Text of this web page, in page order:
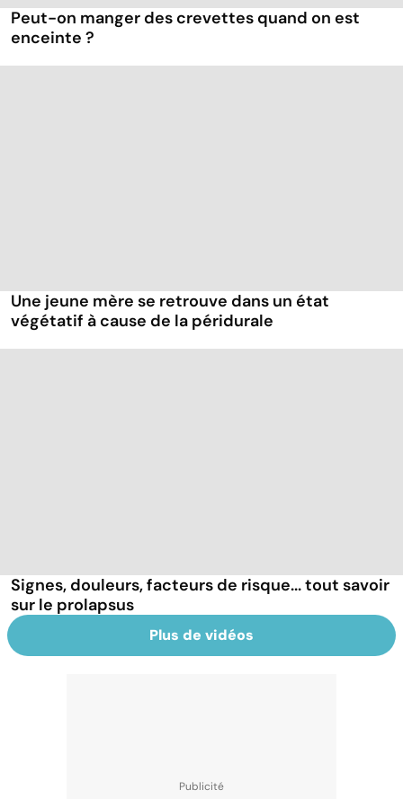
Peut-on manger des crevettes quand on est
enceinte ?
Une jeune mère se retrouve dans un état
végétatif à cause de la péridurale
Signes, douleurs, facteurs de risque... tout savoir
sur le prolapsus
Plus de vidéos